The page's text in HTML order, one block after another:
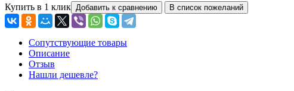
Купить в 1 клик
Сопутствующие товары
Описание
Отзыв
Нашли дешевле?